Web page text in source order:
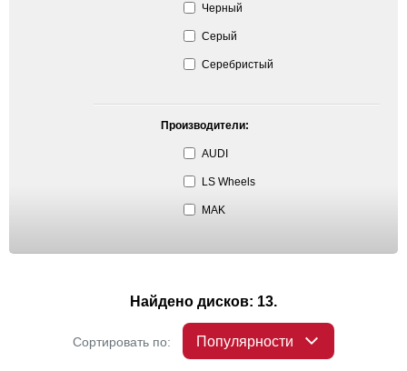
Черный
Серый
Серебристый
Производители:
AUDI
LS Wheels
MAK
Найдено дисков: 13.
Сортировать по: Популярности